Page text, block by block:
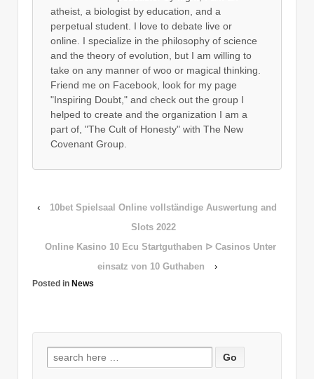
atheist, a biologist by education, and a
perpetual student. I love to debate live or
online. I specialize in the philosophy of science
and the theory of evolution, but I am willing to
take on any manner of woo or magical thinking.
Friend me on Facebook, look for my page
"Inspiring Doubt," and check out the group I
helped to create and the organization I am a
part of, "The Cult of Honesty" with The New
Covenant Group.
‹
10bet Spielsaal Online vollständige Auswertung and
Slots 2022
Online Kasino 10 Ecu Startguthaben ᐅ Casinos Unter
einsatz von 10 Guthaben
›
Posted in News
Search
for: